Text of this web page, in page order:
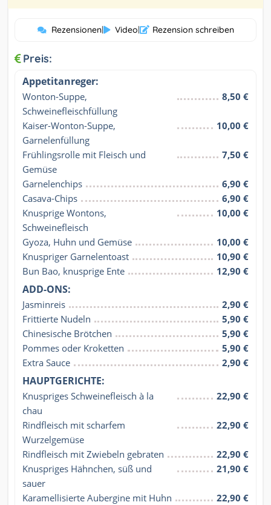
Rezensionen| Video| Rezension schreiben
Preis:
Appetitanreger:
Wonton-Suppe,
Schweinefleischfüllung
8,50 €
Kaiser-Wonton-Suppe,
Garnelenfüllung
10,00 €
Frühlingsrolle mit Fleisch und
Gemüse
7,50 €
Garnelenchips
6,90 €
Casava-Chips
6,90 €
Knusprige Wontons,
Schweinefleisch
10,00 €
Gyoza, Huhn und Gemüse
10,00 €
Knuspriger Garnelentoast
10,90 €
Bun Bao, knusprige Ente
12,90 €
ADD-ONS:
Jasminreis
2,90 €
Frittierte Nudeln
5,90 €
Chinesische Brötchen
5,90 €
Pommes oder Kroketten
5,90 €
Extra Sauce
2,90 €
HAUPTGERICHTE:
Knuspriges Schweinefleisch à la
chau
22,90 €
Rindfleisch mit scharfem
Wurzelgemüse
22,90 €
Rindfleisch mit Zwiebeln gebraten
22,90 €
Knuspriges Hähnchen, süß und
sauer
21,90 €
Karamellisierte Aubergine mit Huhn
22,90 €